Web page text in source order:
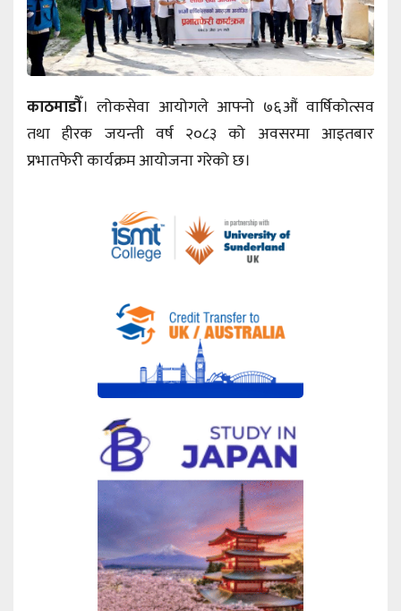
काठमाडौँ। लोकसेवा आयोगले आफ्नो ७६औं वार्षिकोत्सव
तथा हीरक जयन्ती वर्ष २०८३ को अवसरमा आइतबार
प्रभातफेरी कार्यक्रम आयोजना गरेको छ।